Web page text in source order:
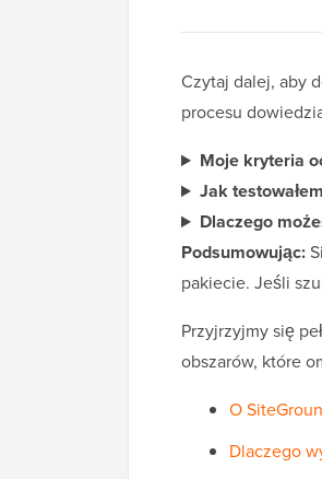
Czytaj dalej, aby
procesu
Moje kryteria
Jak
Dlaczego
Podsumowując:
pakiecie. Jeśli
Przyjrzyjmy się
obszarów, które
O
Dlaczego